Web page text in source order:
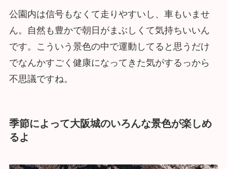
公園内は信号もなくて走りやすいし、車もいませ
ん。自然も豊かで朝日がまぶしくて気持ちいいん
です。こういう景色の中で運動してると思うだけ
でなんかすごく健康になってきた気がするっから
不思議ですね。
季節によって大阪城のいろんな景色が楽しめ
るよ